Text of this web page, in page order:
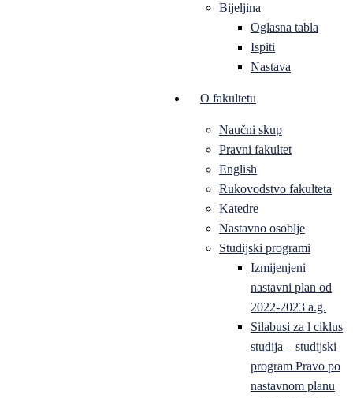
Bijeljina
Oglasna tabla
Ispiti
Nastava
O fakultetu
Naučni skup
Pravni fakultet
English
Rukovodstvo fakulteta
Katedre
Nastavno osoblje
Studijski programi
Izmijenjeni
nastavni plan od
2022-2023 a.g.
Silabusi za l ciklus
studija – studijski
program Pravo po
nastavnom planu